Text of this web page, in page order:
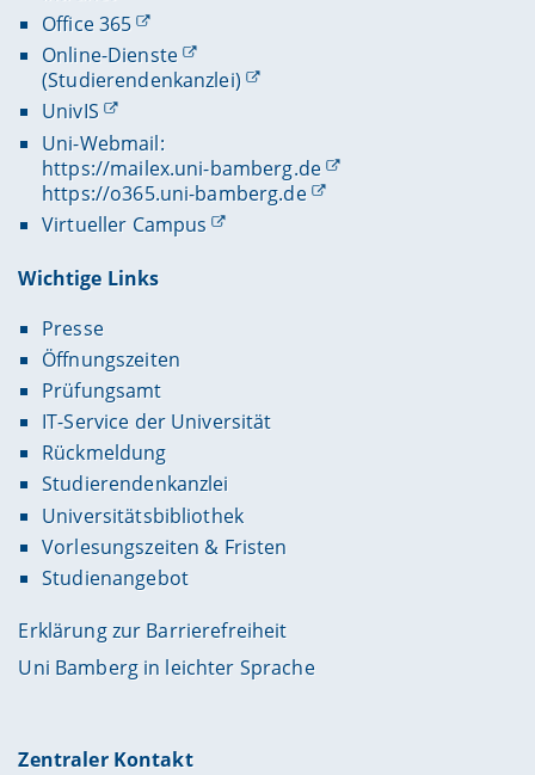
Office 365
Online-Dienste
(Studierendenkanzlei)
UnivIS
Uni-Webmail:
https://mailex.uni-bamberg.de
https://o365.uni-bamberg.de
Virtueller Campus
Wichtige Links
Presse
Öffnungszeiten
Prüfungsamt
IT-Service der Universität
Rückmeldung
Studierendenkanzlei
Universitätsbibliothek
Vorlesungszeiten & Fristen
Studienangebot
Erklärung zur Barrierefreiheit
Uni Bamberg in leichter Sprache
Zentraler Kontakt